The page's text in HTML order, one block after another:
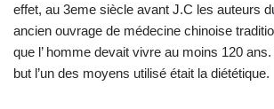
effet, au 3eme siècle avant J.C les auteurs
ancien ouvrage de médecine chinoise
que l’ homme devait vivre au moins 120
but l’un des moyens utilisé était la diététique.